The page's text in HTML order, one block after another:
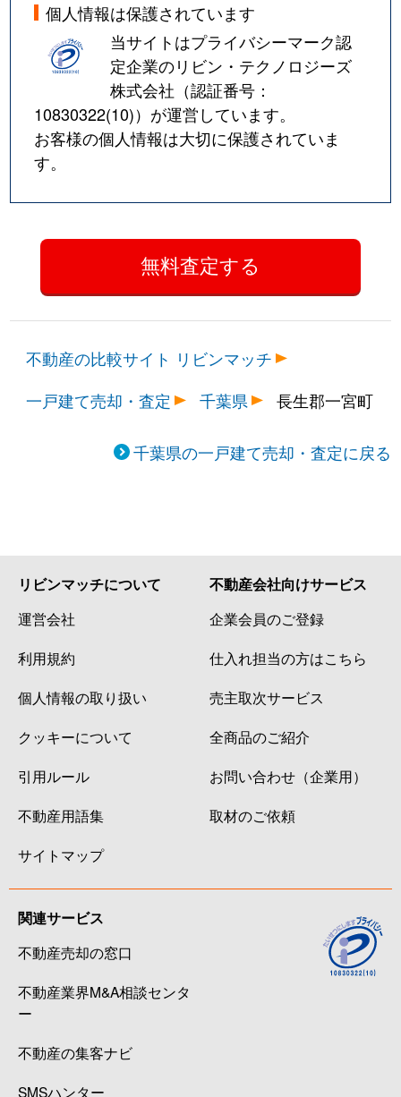
個人情報は保護されています
当サイトはプライバシーマーク認
定企業のリビン・テクノロジーズ
株式会社（認証番号：
10830322(10)）が運営しています。
お客様の個人情報は大切に保護されていま
す。
不動産の比較サイト リビンマッチ
一戸建て売却・査定
千葉県 長生郡一宮町
千葉県の一戸建て売却・査定に戻る
リビンマッチについて
運営会社
利用規約
個人情報の取り扱い
クッキーについて
引用ルール
不動産用語集
サイトマップ
不動産会社向けサービス
企業会員のご登録
仕入れ担当の方はこちら
売主取次サービス
全商品のご紹介
お問い合わせ（企業用）
取材のご依頼
関連サービス
不動産売却の窓口
不動産業界M&A相談センタ
ー
不動産の集客ナビ
SMSハンター